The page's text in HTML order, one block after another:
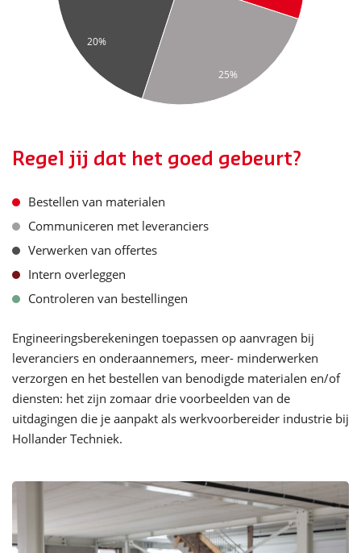
20%
25%
Regel jij dat het goed gebeurt?
Bestellen van materialen
Communiceren met leveranciers
Verwerken van offertes
Intern overleggen
Controleren van bestellingen
Engineeringsberekeningen toepassen op aanvragen bij
leveranciers en onderaannemers, meer- minderwerken
verzorgen en het bestellen van benodigde materialen en/of
diensten: het zijn zomaar drie voorbeelden van de
uitdagingen die je aanpakt als werkvoorbereider industrie bij
Hollander Techniek.